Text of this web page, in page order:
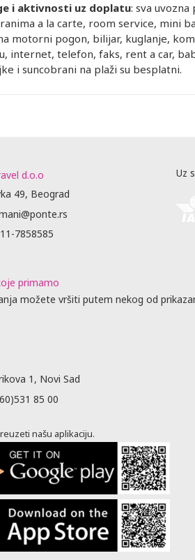
i aktivnosti uz doplatu: sva uvozna
a la carte, room service, mini
motorni pogon, bilijar, kuglanje,
internet, telefon, faks, rent a car,
i suncobrani na plaži su besplatni.
d.o.o
49, Beograd
7858585
Uz
primamo
možete vršiti putem nekog od
1, Novi Sad
85 00
našu aplikaciju.